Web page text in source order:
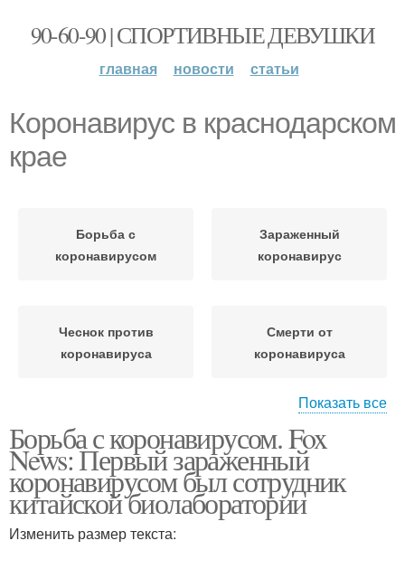
90-60-90 | СПОРТИВНЫЕ ДЕВУШКИ
главная новости статьи
Коронавирус в краснодарском
крае
Борьба с
коронавирусом
Зараженный
коронавирус
Чеснок против
коронавируса
Смерти от
коронавируса
Коронавирус в россии
Коронавирус в
краснодаре
Край за сутки
Показать все
Борьба с коронавирусом. Fox
News: Первый зараженный
коронавирусом был сотрудник
китайской биолаборатории
Изменить размер текста: